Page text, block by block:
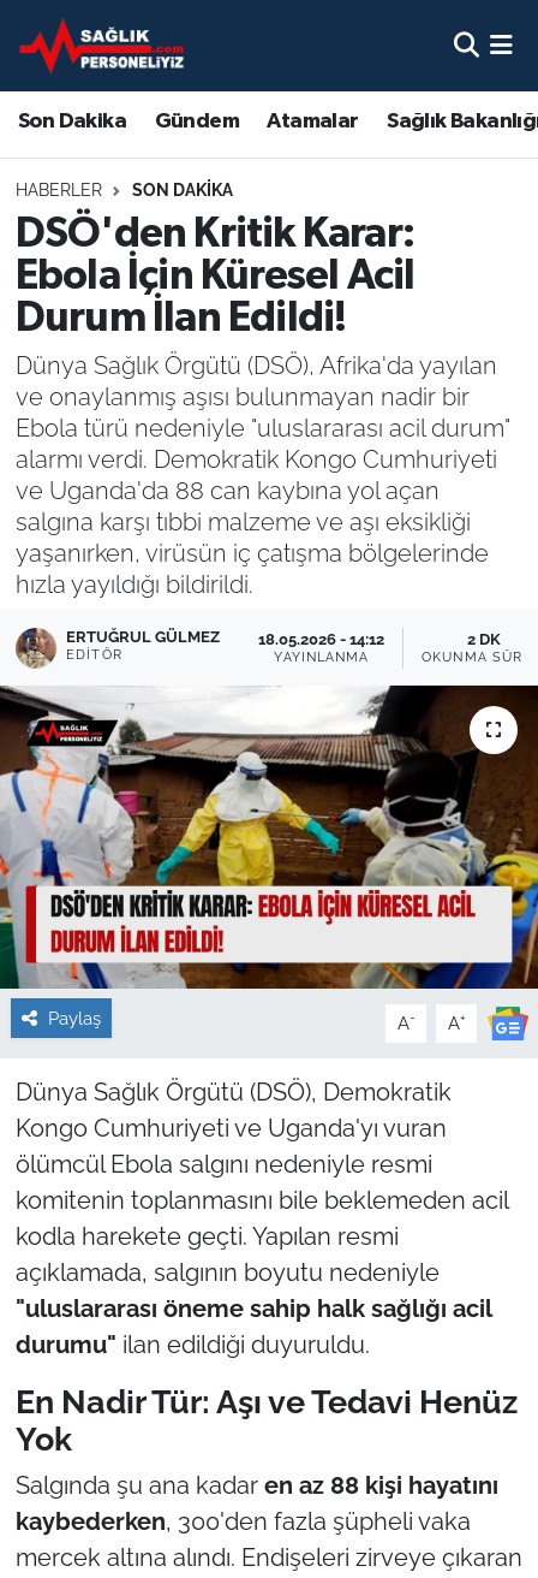
Son Dakika Gündem Atamalar Sağlık
HABERLER SON DAKIKA
DSÖ'den Kritik Karar:
Ebola İçin Küresel Acil
Durum İlan Edildi!
Dünya Sağlık Örgütü (DSÖ), Afrika'da yayılan
ve onaylanmış aşısı bulunmayan nadir bir
Ebola türü nedeniyle "uluslararası acil durum"
alarmı verdi. Demokratik Kongo Cumhuriyeti
ve Uganda'da 88 can kaybına yol açan
salgına karşı tıbbi malzeme ve aşı eksikliği
yaşanırken, virüsün iç çatışma bölgelerinde
hızla yayıldığı bildirildi.
ERTUĞRUL GÜLMEZ
EDITÖR
18.05.2026 - 14:12
YAYINLANMA
2 DK
OKUNMA
Paylaş A- A+
Dünya Sağlık Örgütü (DSÖ), Demokratik
Kongo Cumhuriyeti ve Uganda'yı vuran
ölümcül Ebola salgını nedeniyle resmi
komitenin toplanmasını bile beklemeden acil
kodla harekete geçti. Yapılan resmi
açıklamada, salgının boyutu nedeniyle
"uluslararası öneme sahip halk sağlığı acil
durumu" ilan edildiği duyuruldu.
En Nadir Tür: Aşı ve Tedavi Henüz
Yok
Salgında şu ana kadar en az 88 kişi hayatını
kaybederken, 300'den fazla şüpheli vaka
mercek altına alındı. Endişeleri zirveye çıkaran
Son Dakika
Gündem
Atamalar
Sağlık Bakanlığı
Mevzuat
Sendika
Sağlık Personeli Alımı
Eğitim
Sağlık
Güncel
Kamu Alımları
Nöbetçi Eczaneler
Hava Durumu
Namaz Vakitleri
Trafik Durumu
Süper Lig Puan Durumu ve Fikstür
Tüm Manşetler
Son Dakika Haberleri
Haber Arşivi